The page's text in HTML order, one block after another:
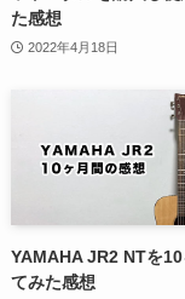
た感想
2022年4月18日
YAMAHA JR2 NTを
てみた感想